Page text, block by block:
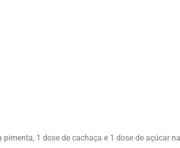
1 dose de cachaça e 1 dose de açúcar